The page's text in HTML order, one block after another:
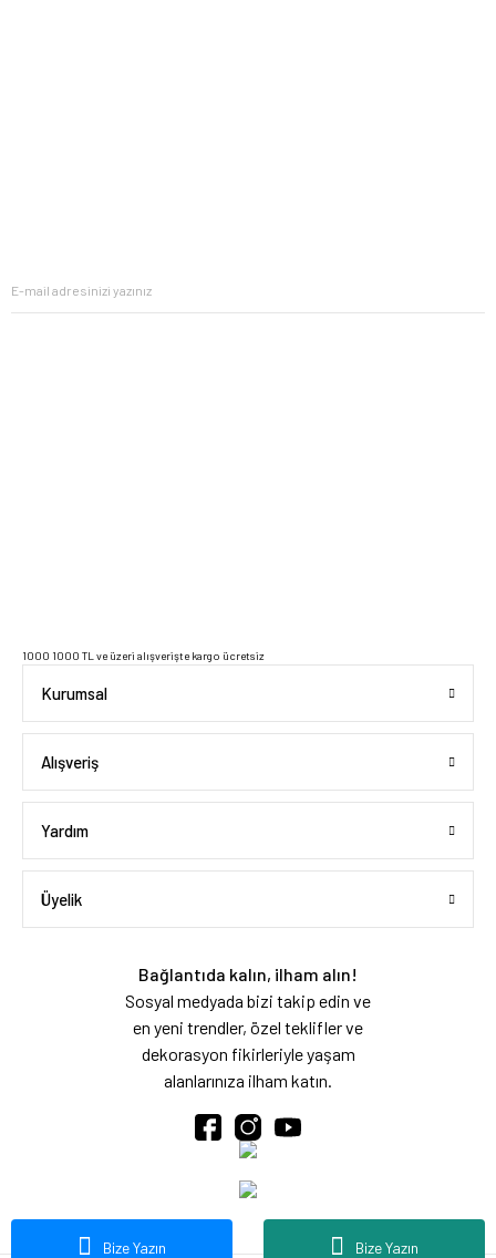
Bize Yazın Bize Yazın
1000 1000 TL ve üzeri alışverişte kargo ücretsiz
Kurumsal
Alışveriş
Yardım
Üyelik
Bağlantıda kalın, ilham alın!
Sosyal medyada bizi takip edin ve
en yeni trendler, özel teklifler ve
dekorasyon fikirleriyle yaşam
alanlarınıza ilham katın.